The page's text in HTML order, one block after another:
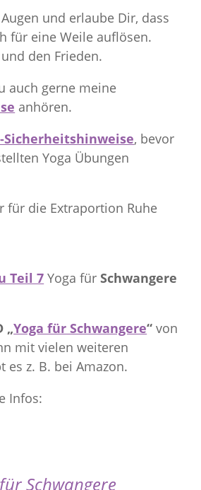
und erlaube Dir, dass
für eine Weile auflösen.
den Frieden.
auch gerne meine
anhören.
Sicherheitshinweise, bevor
Yoga Übungen
für die Extraportion Ruhe
Teil 7 Yoga fürSchwangere
„Yoga für Schwangere“ von
mit vielen weiteren
es z. B. bei Amazon.
Infos:
Schwangere